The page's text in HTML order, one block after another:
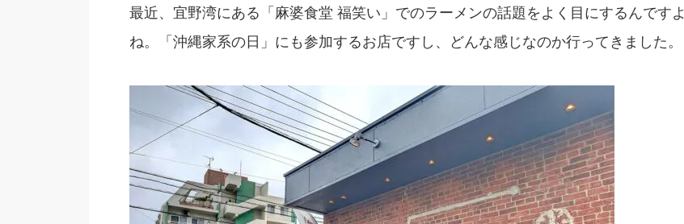
最近、宜野湾にある「麻婆食堂 福笑い」でのラーメンの話題をよく目にするんですよ
ね。「沖縄家系の日」にも参加するお店ですし、どんな感じなのか行ってきました。